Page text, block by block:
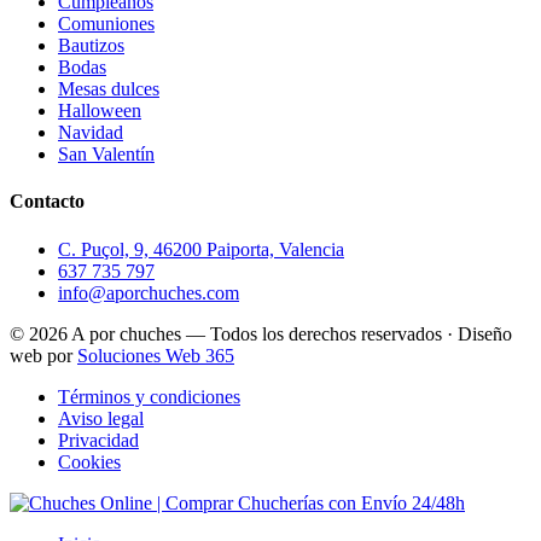
Comuniones
Bautizos
Bodas
Mesas dulces
Halloween
Navidad
San Valentín
Contacto
C. Puçol, 9, 46200 Paiporta, Valencia
637 735 797
info@aporchuches.com
© 2026 A por chuches — Todos los derechos reservados · Diseño
web por Soluciones Web 365
Términos y condiciones
Aviso legal
Privacidad
Cookies